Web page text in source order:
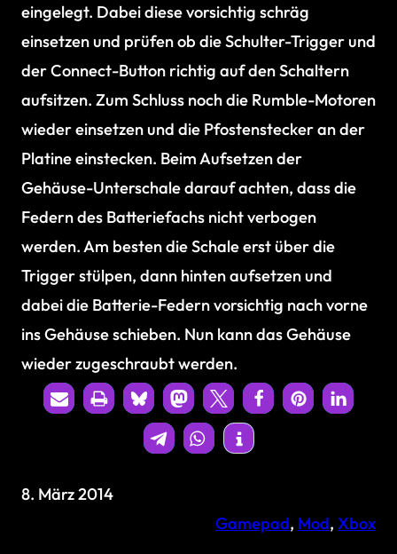
eingelegt. Dabei diese vorsichtig schräg
einsetzen und prüfen ob die Schulter-Trigger und
der Connect-Button richtig auf den Schaltern
aufsitzen. Zum Schluss noch die Rumble-Motoren
wieder einsetzen und die Pfostenstecker an der
Platine einstecken. Beim Aufsetzen der
Gehäuse-Unterschale darauf achten, dass die
Federn des Batteriefachs nicht verbogen
werden. Am besten die Schale erst über die
Trigger stülpen, dann hinten aufsetzen und
dabei die Batterie-Federn vorsichtig nach vorne
ins Gehäuse schieben. Nun kann das Gehäuse
wieder zugeschraubt werden.
8. März 2014
Gamepad, Mod, Xbox